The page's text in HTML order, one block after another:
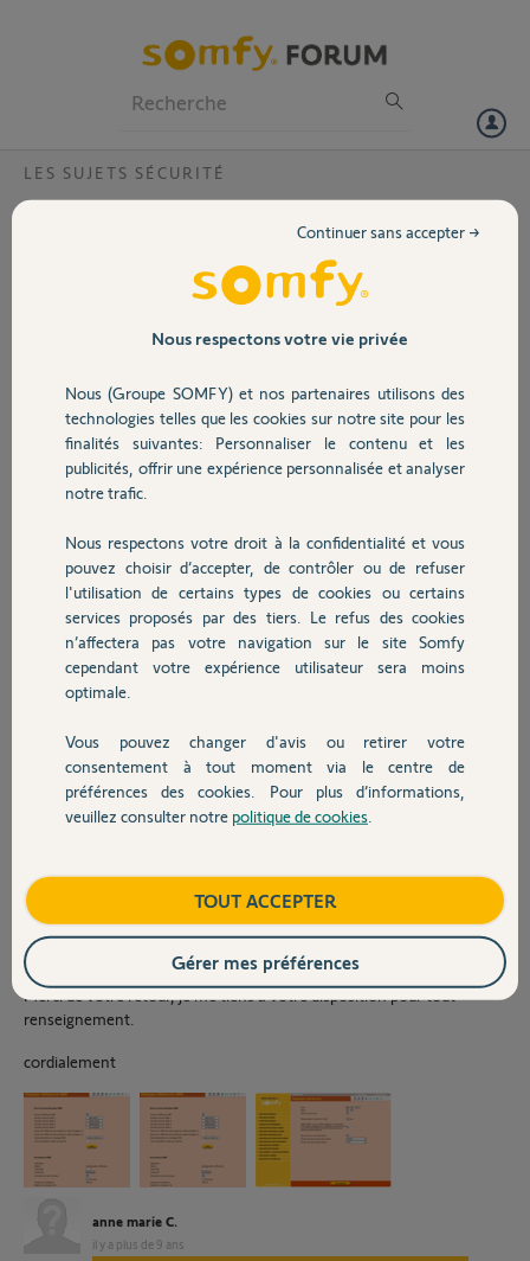
Volet
Sécurité
Domotique
Chauffage
Autres produits
Devis avec un pro
Contact
LES SUJETS SÉCURITÉ
Module GSM rouge sur interface centrale?
Bonjour,
Je suis en train d'installer
mon alarme somfy
protectiom.
programmation par
ordinateur - installation.
Et me voilà face à un
problème sur l'interface... le module GSM qui figure en haut a droite
Je ne peux pas procéder au test GSM pour l'appel et/ou le sms
d'alerte.
J'ai vérifier au niveau des câbles tout est en ordre. (alim, cable
ethernet sur module ip, batterie et alim sur module GSM)
Test batterie module GSM bon également
module IP
power vert fixe
IP rouge clignotant
power vert fixe
bat voyant rouge clignotant
La charge semble s'effectuer normalement (photo ci jointe)
Merci de votre retour, je me tiens a votre disposition pour tout
renseignement.
cordialement
anne marie C.
il y a plus de 9 ans
Nous respectons votre vie privée
Nous (Groupe SOMFY) et nos partenaires utilisons des
technologies telles que les cookies sur notre site pour les
finalités suivantes: Personnaliser le contenu et les
publicités, offrir une expérience personnalisée et analyser
notre trafic.
Nous respectons votre droit à la confidentialité et vous
pouvez choisir d’accepter, de contrôler ou de refuser
l'utilisation de certains types de cookies ou certains
services proposés par des tiers. Le refus des cookies
n’affectera pas votre navigation sur le site Somfy
cependant votre expérience utilisateur sera moins
optimale.
Vous pouvez changer d'avis ou retirer votre
consentement à tout moment via le centre de
préférences des cookies. Pour plus d’informations,
veuillez consulter notre politique de cookies
Continuer sans accepter →
TOUT ACCEPTER
Gérer mes préférences